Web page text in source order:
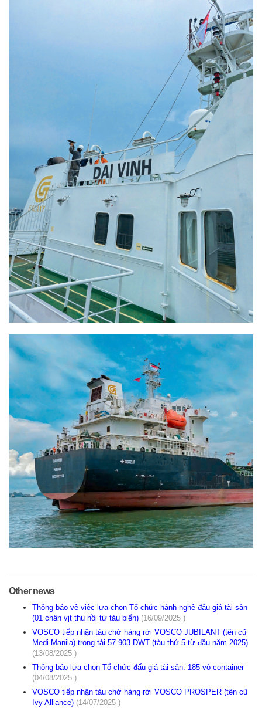
Other news
Thông báo về việc lựa chọn Tổ chức hành nghề đấu giá tài sản
(01 chân vịt thu hồi từ tàu biển) (16/09/2025 )
VOSCO tiếp nhận tàu chở hàng rời VOSCO JUBILANT (tên cũ
Medi Manila) trọng tải 57.903 DWT (tàu thứ 5 từ đầu năm 2025)
(13/08/2025 )
Thông báo lựa chọn Tổ chức đấu giá tài sản: 185 vỏ container
(04/08/2025 )
VOSCO tiếp nhận tàu chở hàng rời VOSCO PROSPER (tên cũ
Ivy Alliance) (14/07/2025 )